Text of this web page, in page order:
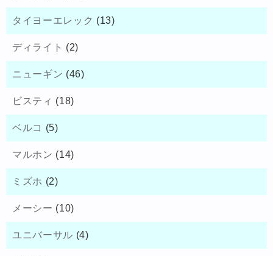
タイヨーエレック (13)
ディライト (2)
ニューギン (46)
ビスティ (18)
ベルコ (5)
マルホン (14)
ミズホ (2)
メーシー (10)
ユニバーサル (4)